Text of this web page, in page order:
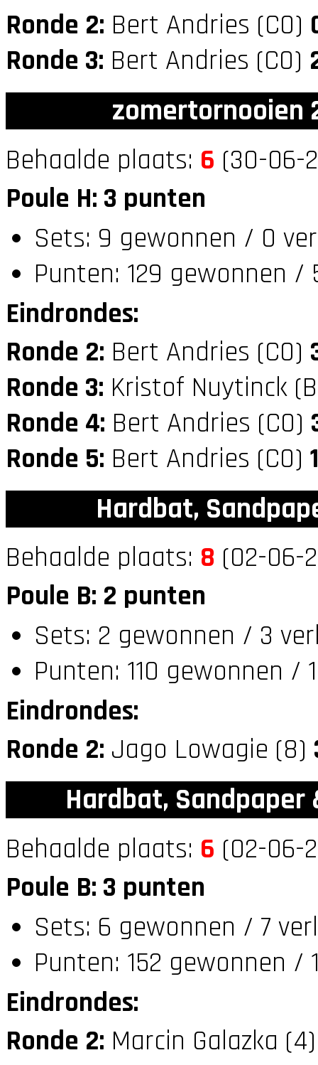
Ronde 2: Bert Andries (C0)
Ronde 3: Bert Andries (C0)
zomertornooien
Behaalde plaats: 6 (30-06-
Poule H: 3 punten
Sets: 9 gewonnen / 0
Punten: 129 gewonnen /
Eindrondes:
Ronde 2: Bert Andries (C0)
Ronde 3: Kristof Nuytinck
Ronde 4: Bert Andries (C0)
Ronde 5: Bert Andries (C0) 1
Hardbat,
Behaalde plaats: 8 (02-06-
Poule B: 2 punten
Sets: 2 gewonnen / 3
Punten: 110 gewonnen /
Eindrondes:
Ronde 2: Jago Lowagie (8)
Hardbat, Sandpaper
Behaalde plaats: 6 (02-06-
Poule B: 3 punten
Sets: 6 gewonnen / 7
Punten: 152 gewonnen /
Eindrondes:
Ronde 2: Marcin Galazka